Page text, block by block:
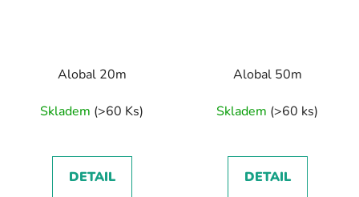
Alobal 20m
Skladem (>60 Ks)
DETAIL
Alobal 50m
Skladem (>60 ks)
DETAIL